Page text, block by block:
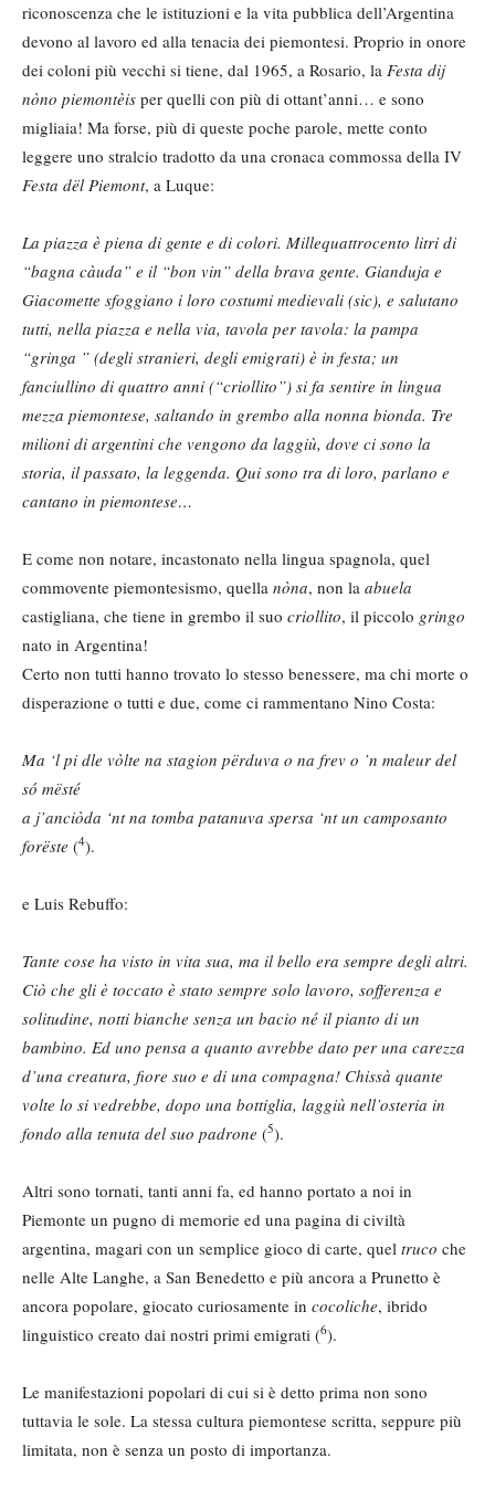
riconoscenza che le istituzioni e la vita pubblica dell’Argentina
devono al lavoro ed alla tenacia dei piemontesi. Proprio in onore
dei coloni più vecchi si tiene, dal 1965, a Rosario, la Festa dij
nòno piemontèis per quelli con più di ottant’anni… e sono
migliaia! Ma forse, più di queste poche parole, mette conto
leggere uno stralcio tradotto da una cronaca commossa della IV
Festa dël Piemont, a Luque:
La piazza è piena di gente e di colori. Millequattrocento litri di
“bagna càuda” e il “bon vin” della brava gente. Gianduja e
Giacomette sfoggiano i loro costumi medievali (sic), e salutano
tutti, nella piazza e nella via, tavola per tavola: la pampa
“gringa ” (degli stranieri, degli emigrati) è in festa; un
fanciullino di quattro anni (“criollito”) si fa sentire in lingua
mezza piemontese, saltando in grembo alla nonna bionda. Tre
milioni di argentini che vengono da laggiù, dove ci sono la
storia, il passato, la leggenda. Qui sono tra di loro, parlano e
cantano in piemontese…
E come non notare, incastonato nella lingua spagnola, quel
commovente piemontesismo, quella nòna, non la abuela
castigliana, che tiene in grembo il suo criollito, il piccolo gringo
nato in Argentina!
Certo non tutti hanno trovato lo stesso benessere, ma chi morte o
disperazione o tutti e due, come ci rammentano Nino Costa:
Ma ‘l pi dle vòlte na stagion përduva o na frev o ’n maleur del
só mësté
a j’anciòda ‘nt na tomba patanuva spersa ‘nt un camposanto
forëste (4).
e Luis Rebuffo:
Tante cose ha visto in vita sua, ma il bello era sempre degli altri.
Ciò che gli è toccato è stato sempre solo lavoro, sofferenza e
solitudine, notti bianche senza un bacio né il pianto di un
bambino. Ed uno pensa a quanto avrebbe dato per una carezza
d’una creatura, fiore suo e di una compagna! Chissà quante
volte lo si vedrebbe, dopo una bottiglia, laggiù nell’osteria in
fondo alla tenuta del suo padrone (5).
Altri sono tornati, tanti anni fa, ed hanno portato a noi in
Piemonte un pugno di memorie ed una pagina di civiltà
argentina, magari con un semplice gioco di carte, quel truco che
nelle Alte Langhe, a San Benedetto e più ancora a Prunetto è
ancora popolare, giocato curiosamente in cocoliche, ibrido
linguistico creato dai nostri primi emigrati (6).
Le manifestazioni popolari di cui si è detto prima non sono
tuttavia le sole. La stessa cultura piemontese scritta, seppure più
limitata, non è senza un posto di importanza.